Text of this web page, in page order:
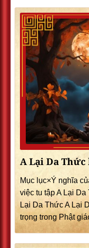
A Lại Da Thức
Mục lục×Ý nghĩa
việc tu tập A Lại
Lại Da Thức A Lại
trọng trong Phật